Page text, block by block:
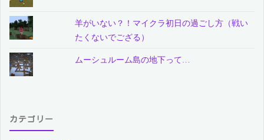
羊がいない？！マイクラ初日の過ごし方（戦い
たくないでござる）
ムーシュルーム島の地下って…
カテゴリー